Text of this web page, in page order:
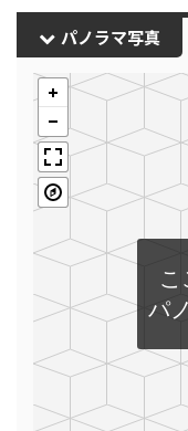
パノラマ写真